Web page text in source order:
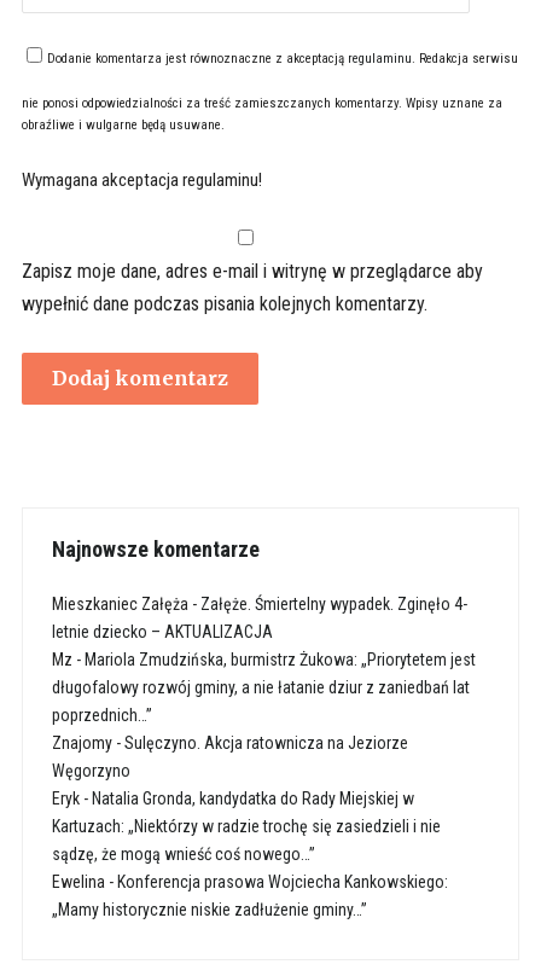
Dodanie komentarza jest równoznaczne z akceptacją regulaminu. Redakcja serwisu
nie ponosi odpowiedzialności za treść zamieszczanych komentarzy. Wpisy uznane za
obraźliwe i wulgarne będą usuwane.
Wymagana akceptacja regulaminu!
Zapisz moje dane, adres e-mail i witrynę w przeglądarce aby
wypełnić dane podczas pisania kolejnych komentarzy.
Najnowsze komentarze
Mieszkaniec Załęża - Załęże. Śmiertelny wypadek. Zginęło 4-
letnie dziecko – AKTUALIZACJA
Mz - Mariola Zmudzińska, burmistrz Żukowa: „Priorytetem jest
długofalowy rozwój gminy, a nie łatanie dziur z zaniedbań lat
poprzednich…”
Znajomy-Sulęczyno. Akcja ratownicza na Jeziorze
Węgorzyno
Eryk- Natalia Gronda, kandydatka do Rady Miejskiej w
Kartuzach: „Niektórzy w radzie trochę się zasiedzieli i nie
sądzę, że mogą wnieść coś nowego…”
Ewelina - Konferencja prasowa Wojciecha Kankowskiego:
„Mamy historycznie niskie zadłużenie gminy…”